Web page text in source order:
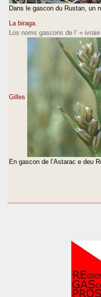
Dans le gascon du Rustan,
La biraga.
Los noms gascons de l’ « ivraie
Gilles
En gascon de l’Astarac e deu